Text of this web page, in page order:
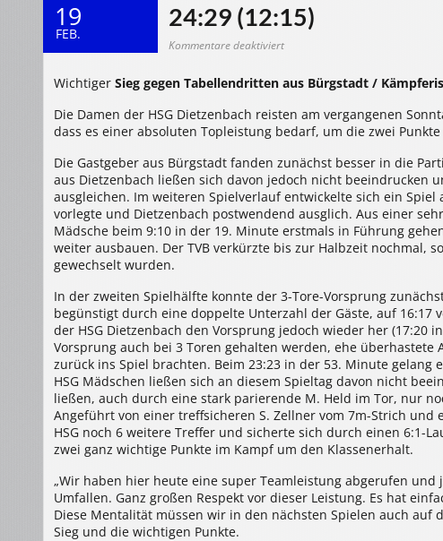
19
FEB.
24:29 (12:15)
Kommentare deaktiviertfür
>
–
HSG
Dietzenbach
Wichtiger Sieg gegen Tabellendritten aus Bürgstadt /
Die Damen der HSG Dietzenbach reisten am vergangenen
dass es einer absoluten Topleistung bedarf, um die zwei
Die Gastgeber aus Bürgstadt fanden zunächst besser in die
aus Dietzenbach ließen sich davon jedoch nicht beeindrucken
ausgleichen. Im weiteren Spielverlauf entwickelte sich ein
vorlegte und Dietzenbach postwendend ausglich. Aus einer
Mädsche beim 9:10 in der 19. Minute erstmals in Führung
weiter ausbauen. Der TVB verkürzte bis zur Halbzeit nochmal,
gewechselt wurden.
In der zweiten Spielhälfte konnte der 3-Tore-Vorsprung
begünstigt durch eine doppelte Unterzahl der Gäste, auf 16:17
der HSG Dietzenbach den Vorsprung jedoch wieder her (17:20
Vorsprung auch bei 3 Toren gehalten werden, ehe
zurück ins Spiel brachten. Beim 23:23 in der 53. Minute gelang
HSG Mädschen ließen sich an diesem Spieltag davon nicht
ließen, auch durch eine stark parierende M. Held im Tor, nur
Angeführt von einer treffsicheren S. Zellner vom 7m-Strich
HSG noch 6 weitere Treffer und sicherte sich durch einen 6:1-
zwei ganz wichtige Punkte im Kampf um den Klassenerhalt.
„Wir haben hier heute eine super Teamleistung abgerufen
Umfallen. Ganz großen Respekt vor dieser Leistung. Es hat
Diese Mentalität müssen wir in den nächsten Spielen auch auf
Sieg und die wichtigen Punkte.